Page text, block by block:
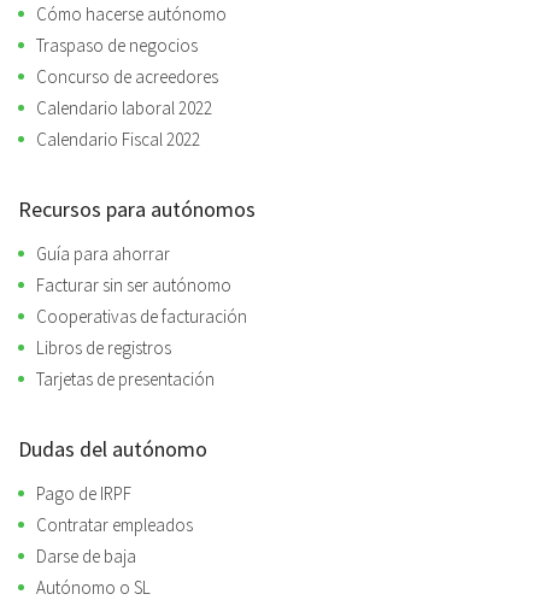
Cómo hacerse autónomo
Traspaso de negocios
Concurso de acreedores
Calendario laboral 2022
Calendario Fiscal 2022
Recursos para autónomos
Guía para ahorrar
Facturar sin ser autónomo
Cooperativas de facturación
Libros de registros
Tarjetas de presentación
Dudas del autónomo
Pago de IRPF
Contratar empleados
Darse de baja
Autónomo o SL